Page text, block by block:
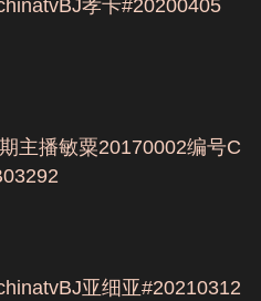
孝卡#20200405
主播敏粟20170002编号C
亚细亚#20210312